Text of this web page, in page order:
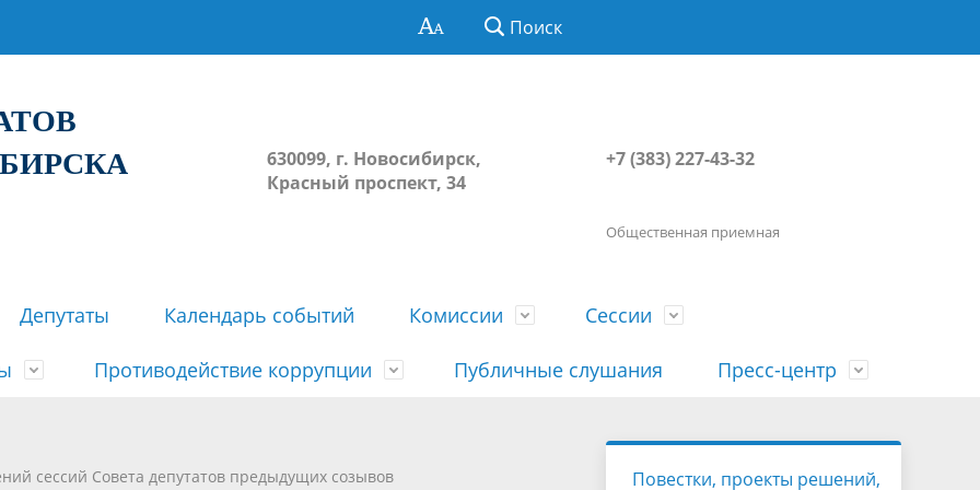
Поиск
630099, г. Новосибирск,
Красный проспект, 34
+7 (383) 227-43-32
Общественная приемная
История
Депутаты Календарь событий Комиссии Сессии
решений сессий Совета
недействующими решений Совета
Порядок посещения сессии
гражданами
Противодействие коррупции
Сведения о доходах, расходах, об
имуществе, обязательствах
Публичные слушания Пресс-центр
Наша "Прямая линия"
сессий Совета депутатов предыдущих созывов
Повестки, проекты решений,